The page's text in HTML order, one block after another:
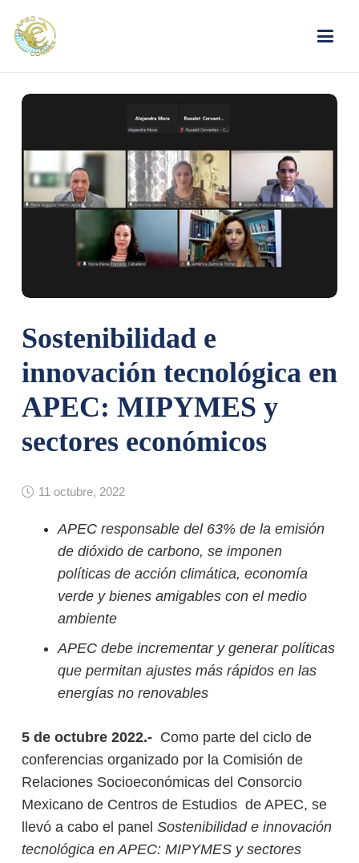
Sostenibilidad e
innovación tecnológica en
APEC: MIPYMES y
sectores económicos
11 octubre, 2022
APEC responsable del 63% de la emisión
de dióxido de carbono, se imponen
políticas de acción climática, economía
verde y bienes amigables con el medio
ambiente
APEC debe incrementar y generar políticas
que permitan ajustes más rápidos en las
energías no renovables
5 de octubre 2022.- Como parte del ciclo de
conferencias organizado por la Comisión de
Relaciones Socioeconómicas del Consorcio
Mexicano de Centros de Estudios de APEC, se
llevó a cabo el panel Sostenibilidad e innovación
tecnológica en APEC: MIPYMES y sectores